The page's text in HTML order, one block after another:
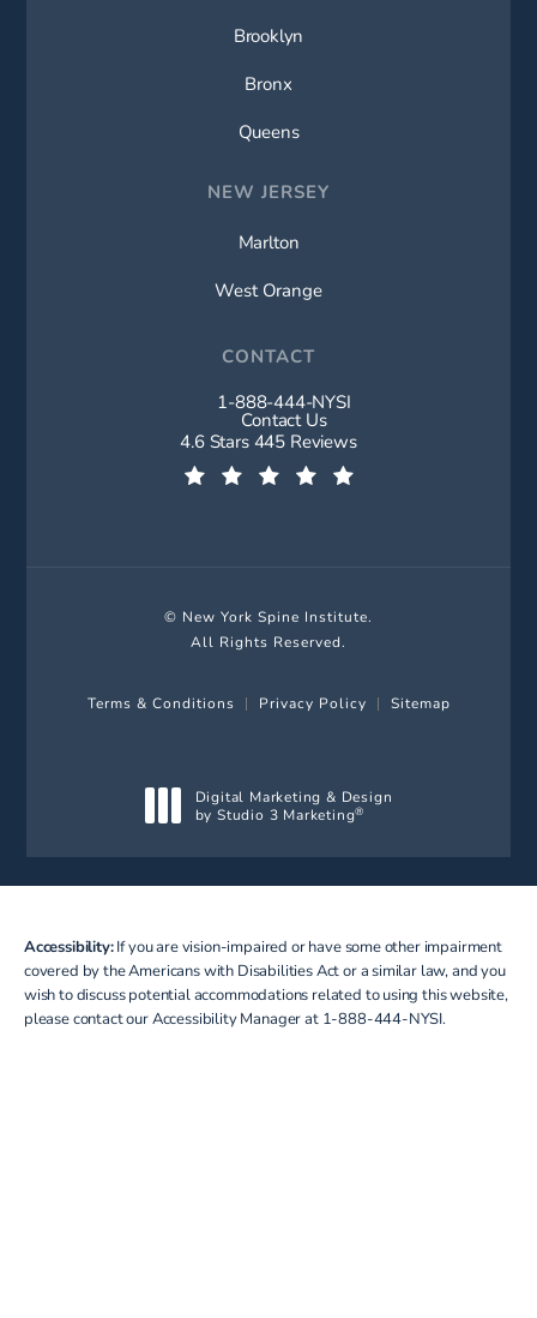
Brooklyn
Bronx
Queens
NEW JERSEY
Marlton
West Orange
CONTACT
Call New York Spine Institute on
1-888-444-NYSI
Contact Us
New York Spine Institute reviews:
4.6 Stars 445 Reviews
© New York Spine Institute.
All Rights Reserved.
Terms & Conditions Privacy Policy Sitemap
Digital Marketing & Design
by Studio 3 Marketing®
Accessibility:If you are vision-impaired or have some other impairment
covered by the Americans with Disabilities Act or a similar law, and you
wish to discuss potential accommodations related to using this website,
please contact our Accessibility Manager at 1-888-444-NYSI.